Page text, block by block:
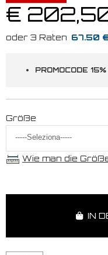
€
67.50 €
PROMOCODE 15%
Größe
Wie man die
IN